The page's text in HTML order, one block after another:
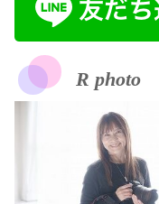
R photo